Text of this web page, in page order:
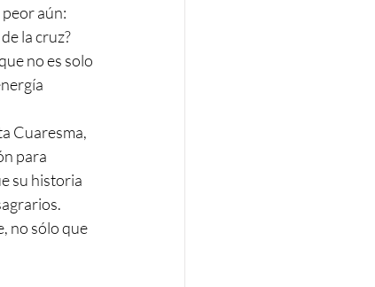
aún:
la cruz?
no es solo
Cuaresma,
para
su historia
no sólo que